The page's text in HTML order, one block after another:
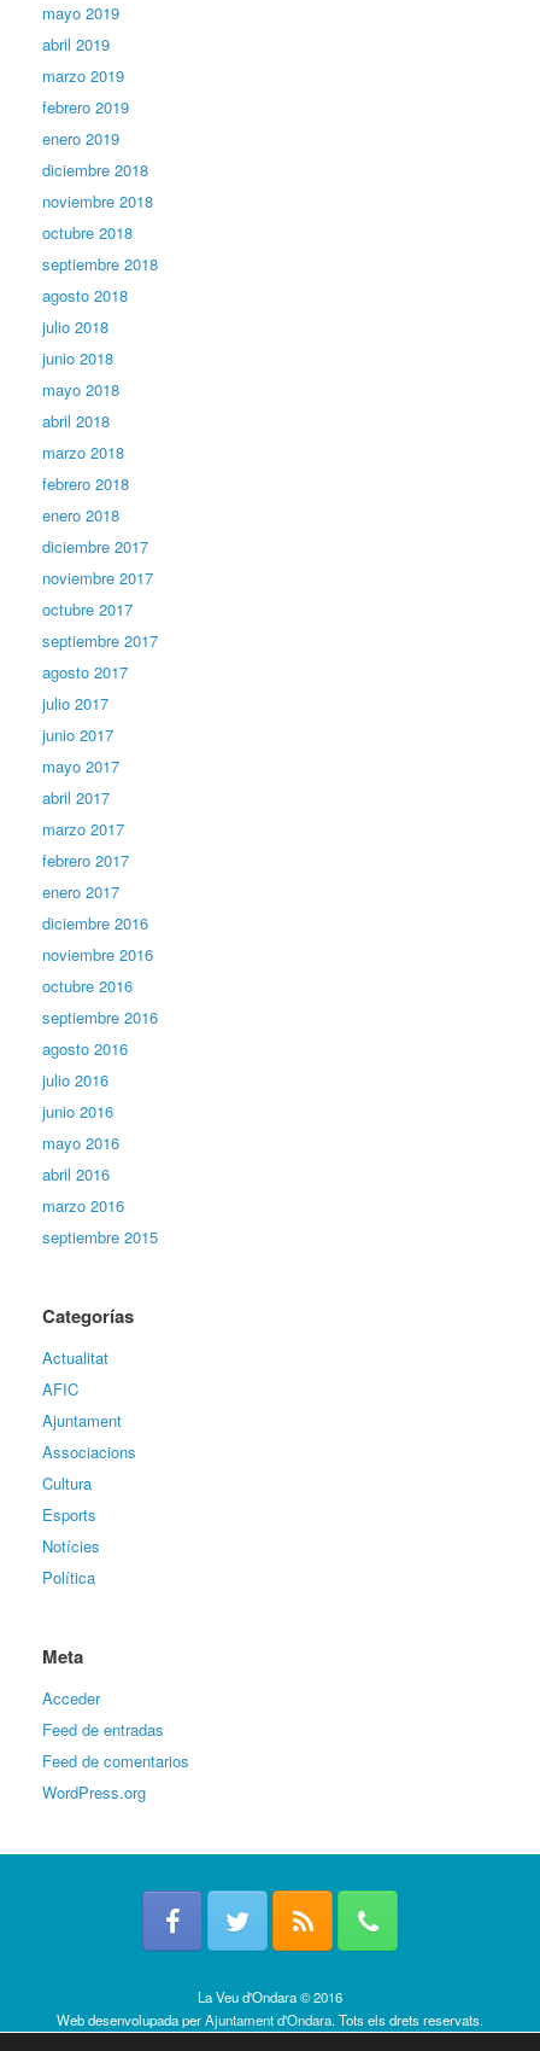
mayo 2019
abril 2019
marzo 2019
febrero 2019
enero 2019
diciembre 2018
noviembre 2018
octubre 2018
septiembre 2018
agosto 2018
julio 2018
junio 2018
mayo 2018
abril 2018
marzo 2018
febrero 2018
enero 2018
diciembre 2017
noviembre 2017
octubre 2017
septiembre 2017
agosto 2017
julio 2017
junio 2017
mayo 2017
abril 2017
marzo 2017
febrero 2017
enero 2017
diciembre 2016
noviembre 2016
octubre 2016
septiembre 2016
agosto 2016
julio 2016
junio 2016
mayo 2016
abril 2016
marzo 2016
septiembre 2015
Categorías
Actualitat
AFIC
Ajuntament
Associacions
Cultura
Esports
Notícies
Política
Meta
Acceder
Feed de entradas
Feed de comentarios
WordPress.org
La Veu d'Ondara © 2016
Web desenvolupada perAjuntament d'Ondara. Tots els drets reservats.